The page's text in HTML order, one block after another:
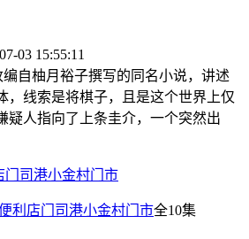
03 15:55:11
编自柚月裕子撰写的同名小说，讲述
，线索是将棋子，且是这个世界上仅
疑人指向了上条圭介，一个突然出
门司港小金村门市
利店门司港小金村门市全10集